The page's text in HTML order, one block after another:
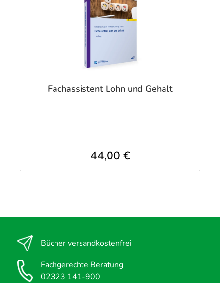
Fachassistent Lohn und Gehalt
44,00 €
Bücher versandkostenfrei
Fachgerechte Beratung
02323 141-900